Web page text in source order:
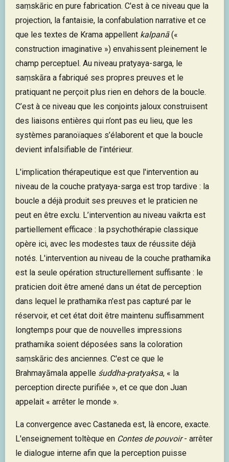
saṃskāric en pure fabrication. C'est à ce niveau que la
projection, la fantaisie, la confabulation narrative et ce
que les textes de Krama appellent kalpanā(«
construction imaginative ») envahissent pleinement le
champ perceptuel. Au niveau pratyaya-sarga, le
saṃskāra a fabriqué ses propres preuves et le
pratiquant ne perçoit plus rien en dehors de la boucle.
C’est à ce niveau que les conjoints jaloux construisent
des liaisons entières qui n’ont pas eu lieu, que les
systèmes paranoïaques s’élaborent et que la boucle
devient infalsifiable de l’intérieur.
L'implication thérapeutique est que l'intervention au
niveau de la couche pratyaya-sarga est trop tardive : la
boucle a déjà produit ses preuves et le praticien ne
peut en être exclu. L’intervention au niveau vaikrta est
partiellement efficace : la psychothérapie classique
opère ici, avec les modestes taux de réussite déjà
notés. L'intervention au niveau de la couche prathamika
est la seule opération structurellement suffisante : le
praticien doit être amené dans un état de perception
dans lequel le prathamika n'est pas capturé par le
réservoir, et cet état doit être maintenu suffisamment
longtemps pour que de nouvelles impressions
prathamika soient déposées sans la coloration
saṃskāric des anciennes. C'est ce que le
Brahmayāmala appelle śuddha-pratyakṣa, « la
perception directe purifiée », et ce que don Juan
appelait « arrêter le monde ».
La convergence avec Castaneda est, là encore, exacte.
L'enseignement toltèque en Contes de pouvoir- arrêter
le dialogue interne afin que la perception puisse